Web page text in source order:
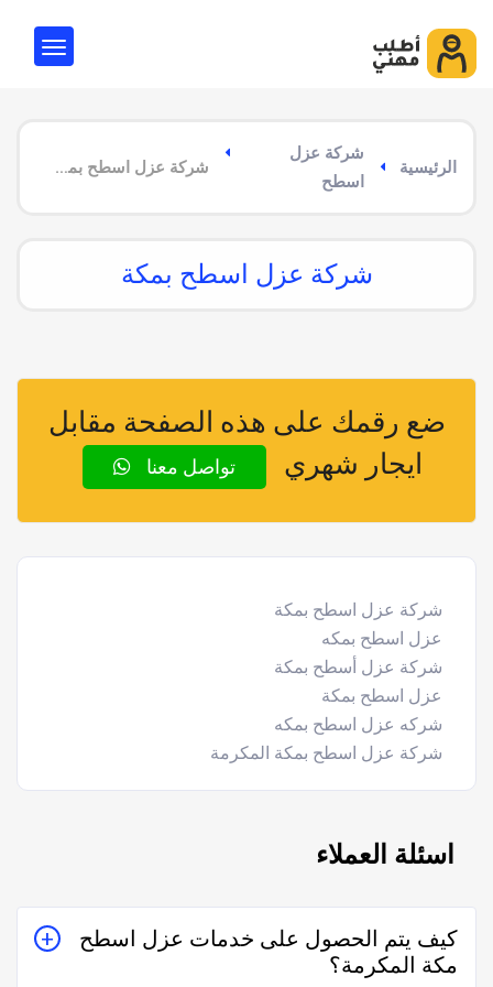
الرئيسية
شركة عزل
اسطح
شركة عزل اسطح بمكة
شركة عزل اسطح بمكة
ضع رقمك على هذه الصفحة مقابل
ايجار شهري
تواصل معنا
شركة عزل اسطح بمكة
عزل اسطح بمكه
شركة عزل أسطح بمكة
عزل اسطح بمكة
شركه عزل اسطح بمكه
شركة عزل اسطح بمكة المكرمة
اسئلة العملاء
كيف يتم الحصول على خدمات عزل اسطح
مكة المكرمة؟